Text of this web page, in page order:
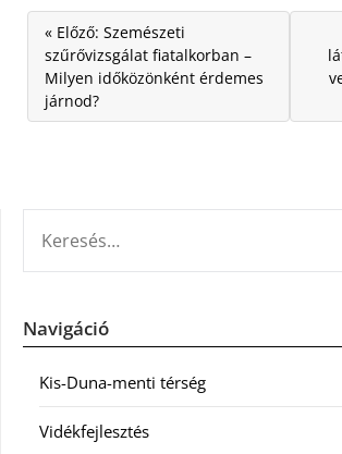
« Előző: Szemészeti
szűrővizsgálat fiatalkorban –
Milyen időközönként érdemes
járnod?
Navigáció
Kis-Duna-menti térség
Vidékfejlesztés